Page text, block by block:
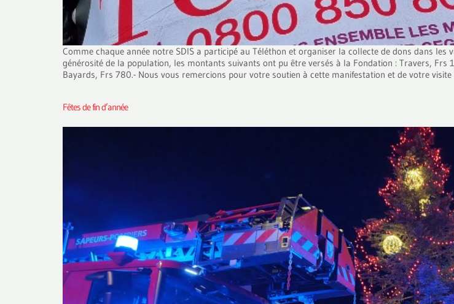
Comme chaque année notre SDIS a participé au Téléthon et organiser la collecte de dons dans
générosité de la population, les montants suivants ont pu être versés à la Fondation : Travers, Frs
Bayards, Frs 780.- Nous vous remercions pour votre soutien à cette manifestation et de votre
Fêtes de fin d’année